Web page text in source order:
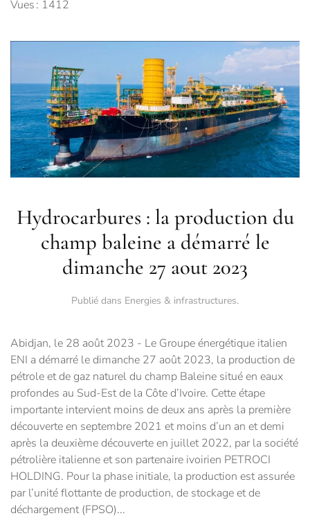
Vues : 1412
Hydrocarbures : la production du
champ baleine a démarré le
dimanche 27 aout 2023
Publié dans Energies & infrastructures.
Abidjan, le 28 août 2023 - Le Groupe énergétique italien
ENI a démarré le dimanche 27 août 2023, la production de
pétrole et de gaz naturel du champ Baleine situé en eaux
profondes au Sud-Est de la Côte d’Ivoire. Cette étape
importante intervient moins de deux ans après la première
découverte en septembre 2021 et moins d’un an et demi
après la deuxième découverte en juillet 2022, par la société
pétrolière italienne et son partenaire ivoirien PETROCI
HOLDING. Pour la phase initiale, la production est assurée
par l’unité flottante de production, de stockage et de
déchargement (FPSO)...